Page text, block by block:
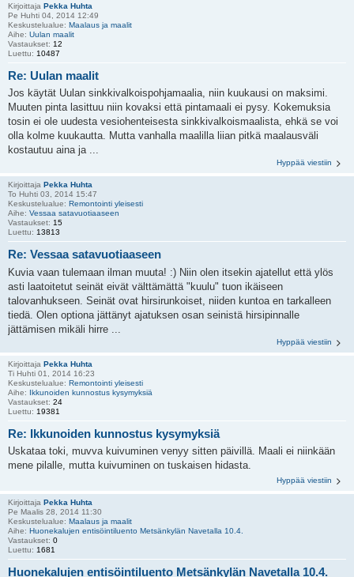
Kirjoittaja Pekka Huhta
Pe Huhti 04, 2014 12:49
Keskustelualue: Maalaus ja maalit
Aihe: Uulan maalit
Vastaukset: 12
Luettu: 10487
Re: Uulan maalit
Jos käytät Uulan sinkkivalkoispohjamaalia, niin kuukausi on maksimi.
Muuten pinta lasittuu niin kovaksi että pintamaali ei pysy. Kokemuksia
tosin ei ole uudesta vesiohenteisesta sinkkivalkoismaalista, ehkä se voi
olla kolme kuukautta. Mutta vanhalla maalilla liian pitkä maalausväli
kostautuu aina ja ...
Hyppää viestiin
Kirjoittaja Pekka Huhta
To Huhti 03, 2014 15:47
Keskustelualue: Remontointi yleisesti
Aihe: Vessaa satavuotiaaseen
Vastaukset: 15
Luettu: 13813
Re: Vessaa satavuotiaaseen
Kuvia vaan tulemaan ilman muuta! :) Niin olen itsekin ajatellut että ylös
asti laatoitetut seinät eivät välttämättä "kuulu" tuon ikäiseen
talovanhukseen. Seinät ovat hirsirunkoiset, niiden kuntoa en tarkalleen
tiedä. Olen optiona jättänyt ajatuksen osan seinistä hirsipinnalle
jättämisen mikäli hirre ...
Hyppää viestiin
Kirjoittaja Pekka Huhta
Ti Huhti 01, 2014 16:23
Keskustelualue: Remontointi yleisesti
Aihe: Ikkunoiden kunnostus kysymyksiä
Vastaukset: 24
Luettu: 19381
Re: Ikkunoiden kunnostus kysymyksiä
Uskataa toki, muvva kuivuminen venyy sitten päivillä. Maali ei niinkään
mene pilalle, mutta kuivuminen on tuskaisen hidasta.
Hyppää viestiin
Kirjoittaja Pekka Huhta
Pe Maalis 28, 2014 11:30
Keskustelualue: Maalaus ja maalit
Aihe: Huonekalujen entisöintiluento Metsänkylän Navetalla 10.4.
Vastaukset: 0
Luettu: 1681
Huonekalujen entisöintiluento Metsänkylän Navetalla 10.4.